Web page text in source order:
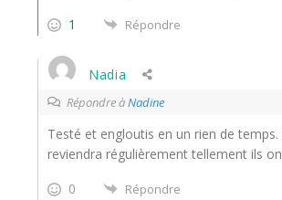
1
Répondre
Nadia
Répondre àNadine
Testé et engloutis en un rien de temps.
reviendra régulièrement tellement ils
0
Répondre